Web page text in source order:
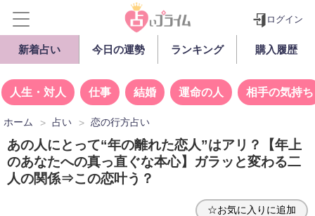
ログイン
新着占い 今日の運勢 ランキング 購入履歴
人生・対人 仕事 結婚 運命の人 相手の気持ち
ホーム 占い 恋の行方占い
あの人にとって“年の離れた恋人”はアリ？【年上
のあなたへの真っ直ぐな本心】ガラッと変わる二
人の関係⇒この恋叶う？
☆お気に入りに追加